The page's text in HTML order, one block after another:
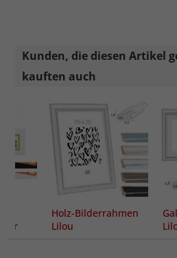
Kunden, die diesen Artikel
kauften auch
Holz-Bilderrahmen
Lilou